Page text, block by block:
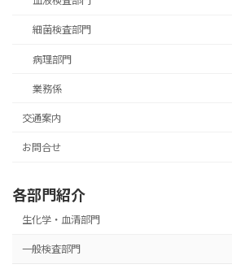
細菌検査部門
病理部門
業務係
交通案内
お問合せ
各部門紹介
生化学・血清部門
一般検査部門